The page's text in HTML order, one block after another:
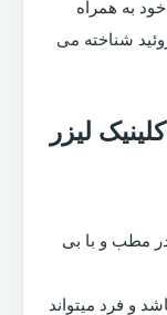
به همراه
شناخته می
لیزر
مطب و با بی
و فرد میتواند